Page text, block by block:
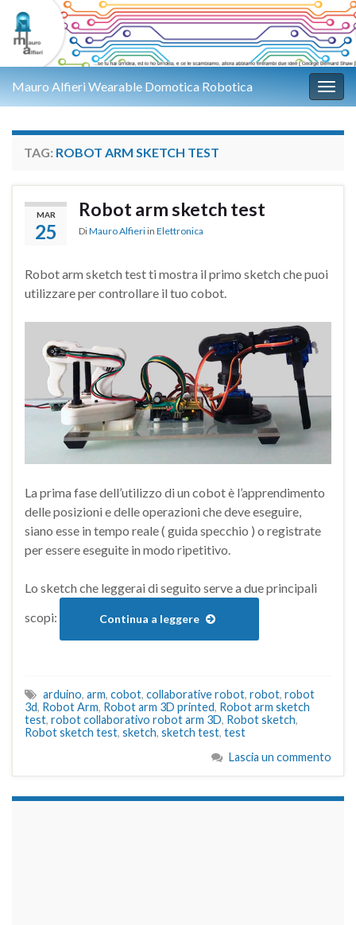
Mauro Alfieri Wearable Domotica Robotica
TAG: ROBOT ARM SKETCH TEST
MAR
25
Robot arm sketch test
DiMauro Alfieri in Elettronica
Robot arm sketch test ti mostra il primo sketch che puoi
utilizzare per controllare il tuo cobot.
La prima fase dell’utilizzo di un cobot è l’apprendimento
delle posizioni e delle operazioni che deve eseguire,
siano esse in tempo reale ( guida specchio ) o registrate
per essere eseguite in modo ripetitivo.
Lo sketch che leggerai di seguito serve a due principali
scopi:
Continua a leggere
arduino, arm, cobot, collaborative robot, robot, robot
3d, Robot Arm, Robot arm 3D printed, Robot arm sketch
test, robot collaborativo robot arm 3D, Robot sketch,
Robot sketch test, sketch, sketch test, test
Lascia un commento